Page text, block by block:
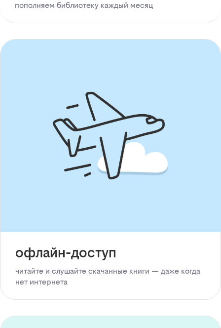
пополняем библиотеку каждый месяц
офлайн-доступ
читайте и слушайте скачанные книги — даже когда
нет интернета